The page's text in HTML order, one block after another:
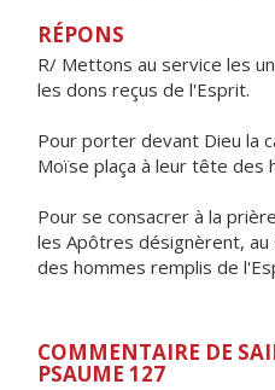
RÉPONS
R/ Mettons au service les
les dons reçus de l'Esprit.
Pour porter devant Dieu la
Moïse plaça à leur tête des
Pour se consacrer à la
les Apôtres désignèrent,
des hommes remplis de
COMMENTAIRE DE
PSAUME 127